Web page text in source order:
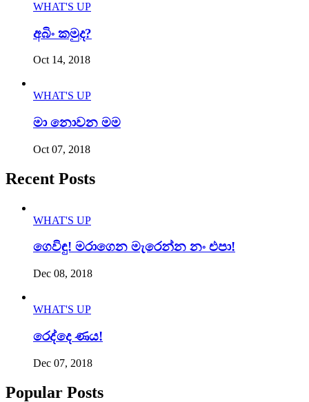
WHAT'S UP
අබිං කමුද?
Oct 14, 2018
WHAT'S UP
මා නොවන මම
Oct 07, 2018
Recent Posts
WHAT'S UP
ගෙවිඳු! මරාගෙන මැරෙන්න නං එපා!
Dec 08, 2018
WHAT'S UP
රෙද්දෙ ණය!
Dec 07, 2018
Popular Posts